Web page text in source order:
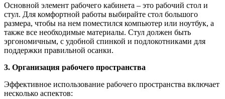
Основной элемент рабочего кабинета – это рабочий стол и
стул. Для комфортной работы выбирайте стол большого
размера, чтобы на нем поместился компьютер или ноутбук, а
также все необходимые материалы. Стул должен быть
эргономичным, с удобной спинкой и подлокотниками для
поддержки правильной осанки.
3. Организация рабочего пространства
Эффективное использование рабочего пространства включает
несколько аспектов: